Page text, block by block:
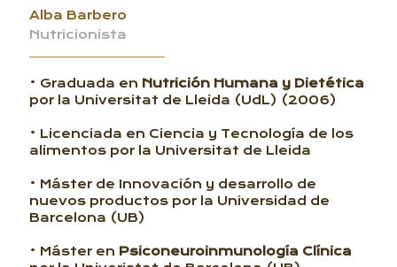
Alba Barbero
Nutricionista
• Graduada en Nutrición Humana y Dietética
por la Universitat de Lleida (UdL) (2006)
• Licenciada en Ciencia y Tecnología de los
alimentos por la Universitat de Lleida
• Máster de Innovación y desarrollo de
nuevos productos por la Universidad de
Barcelona (UB)
• Máster en Psiconeuroinmunología Clínica